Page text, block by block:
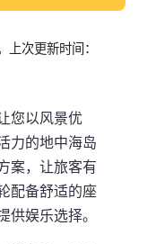
次更新时间：
您以风景优
力的地中海岛
案，让旅客有
配备舒适的座
娱乐选择。